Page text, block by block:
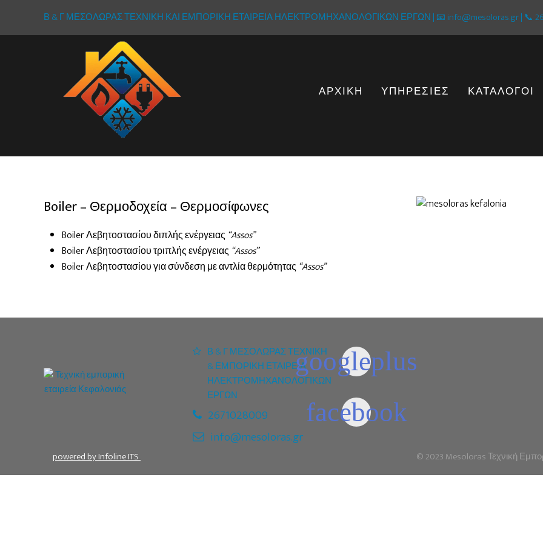
Β & Γ ΜΕΣΟΛΩΡΑΣ ΤΕΧΝΙΚΗ ΚΑΙ ΕΜΠΟΡΙΚΗ ΕΤΑΙΡΕΙΑ ΗΛΕΚΤΡΟΜΗΧΑΝΟΛΟΓΙΚΩΝ ΕΡΓΩΝ | 📧 info@mesoloras.gr | 📞
ΑΡΧΙΚΗ ΥΠΗΡΕΣΙΕΣ ΚΑΤΑΛΟΓΟΙ
Boiler – Θερμοδοχεία – Θερμοσίφωνες
Boiler Λεβητοστασίου διπλής ενέργειας“Assos”
Boiler Λεβητοστασίου τριπλής ενέργειας“Assos”
Boiler Λεβητοστασίου για σύνδεση με αντλία θερμότητας“Assos”
Β & Γ ΜΕΣΟΛΩΡΑΣ ΤΕΧΝΙΚΗ
& ΕΜΠΟΡΙΚΗ ΕΤΑΙΡΕΙΑ
ΗΛΕΚΤΡΟΜΗΧΑΝΟΛΟΓΙΚΩΝ
ΕΡΓΩΝ
2671028009
info@mesoloras.gr
powered byInfoline ITS © 2023 Mesoloras Τεχνική